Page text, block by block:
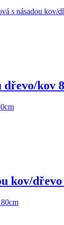
dřevo/kov
kov/dřevo